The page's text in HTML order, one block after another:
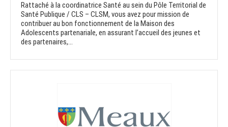
Rattaché à la coordinatrice Santé au sein du Pôle Territorial de
Santé Publique / CLS – CLSM, vous avez pour mission de
contribuer au bon fonctionnement de la Maison des
Adolescents partenariale, en assurant l’accueil des jeunes et
des partenaires,...